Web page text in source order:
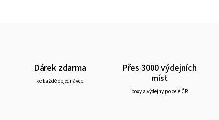
Dárek zdarma
ke každé objednávce
Přes 3000 výdejních
míst
boxy a výdejny po celé ČR